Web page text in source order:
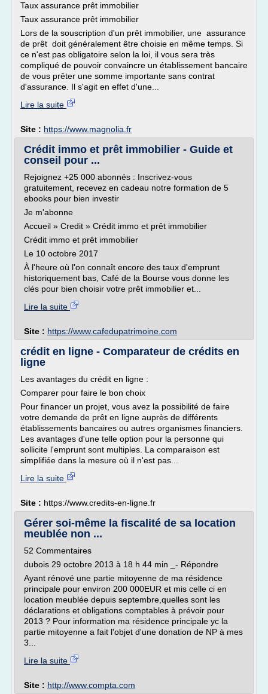
Taux assurance prêt immobilier
Taux assurance prêt immobilier
Lors de la souscription d'un prêt immobilier, une assurance
de prêt doit généralement être choisie en même temps. Si
ce n'est pas obligatoire selon la loi, il vous sera très
compliqué de pouvoir convaincre un établissement bancaire
de vous prêter une somme importante sans contrat
d'assurance. Il s'agit en effet d'une...
Lire la suite
Site : https://www.magnolia.fr
Crédit immo et prêt immobilier - Guide et
conseil pour ...
Rejoignez +25 000 abonnés : Inscrivez-vous
gratuitement, recevez en cadeau notre formation de 5
ebooks pour bien investir
Je m'abonne
Accueil » Credit » Crédit immo et prêt immobilier
Crédit immo et prêt immobilier
Le 10 octobre 2017
À l'heure où l'on connaît encore des taux d'emprunt
historiquement bas, Café de la Bourse vous donne les
clés pour bien choisir votre prêt immobilier et...
Lire la suite
Site : https://www.cafedupatrimoine.com
crédit en ligne - Comparateur de crédits en
ligne
Les avantages du crédit en ligne :
Comparer pour faire le bon choix
Pour financer un projet, vous avez la possibilité de faire
votre demande de prêt en ligne auprès de différents
établissements bancaires ou autres organismes financiers.
Les avantages d'une telle option pour la personne qui
sollicite l'emprunt sont multiples. La comparaison est
simplifiée dans la mesure où il n'est pas...
Lire la suite
Site : https://www.credits-en-ligne.fr
Gérer soi-même la fiscalité de sa location
meublée non ...
52 Commentaires
dubois 29 octobre 2013 à 18 h 44 min _- Répondre
Ayant rénové une partie mitoyenne de ma résidence
principale pour environ 200 000EUR et mis celle ci en
location meublée depuis septembre,quelles sont les
déclarations et obligations comptables à prévoir pour
2013 ? Pour information ma résidence principale yc la
partie mitoyenne a fait l'objet d'une donation de NP à mes
3...
Lire la suite
Site : http://www.compta.com